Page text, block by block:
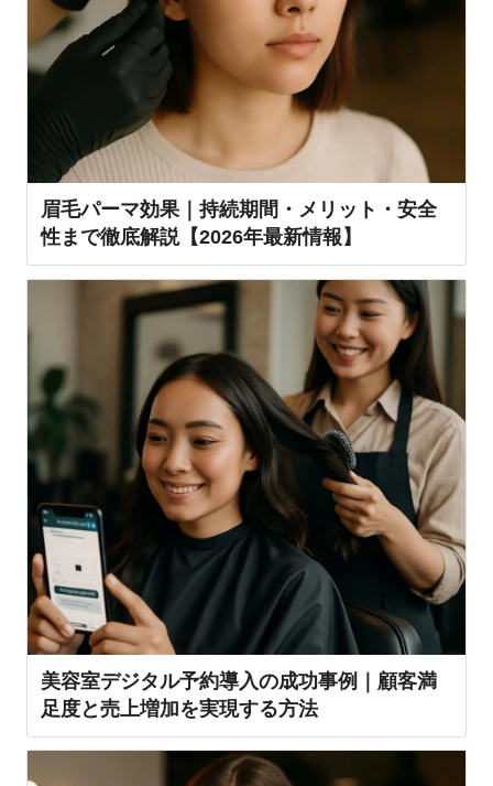
眉毛パーマ効果｜持続期間・メリット・安全
性まで徹底解説【2026年最新情報】
美容室デジタル予約導入の成功事例｜顧客満
足度と売上増加を実現する方法